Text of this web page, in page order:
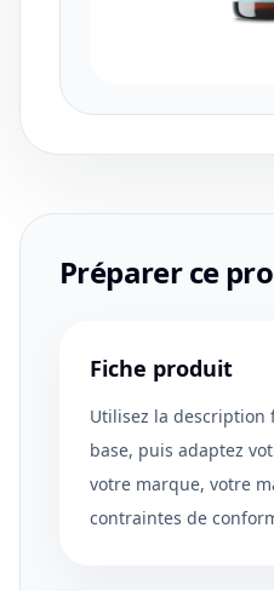
Préparer ce
Fiche produit
Utilisez la description
base, puis adaptez
votre marque, votre
contraintes de